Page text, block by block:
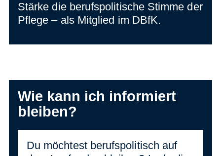
Stärke die berufspolitische Stimme der
Pflege – als Mitglied im DBfK.
Wie kann ich informiert
bleiben?
Du möchtest berufspolitisch auf